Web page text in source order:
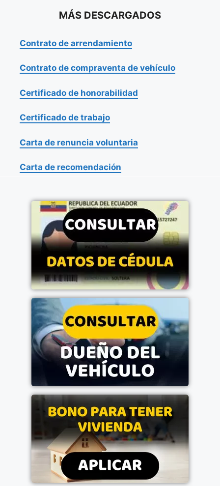
MÁS DESCARGADOS
Contrato de arrendamiento
Contrato de compraventa de vehículo
Certificado de honorabilidad
Certificado de trabajo
Carta de renuncia voluntaria
Carta de recomendación